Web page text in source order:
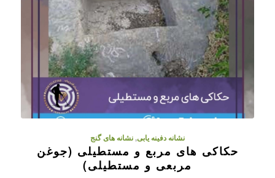
نشانه دفینه یابی,نشانه های گنج
حکاکی های مربع و مستطیلی (جوغن
مربعی و مستطیلی)